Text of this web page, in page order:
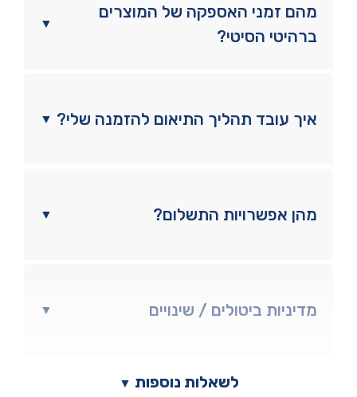
▼
מהם זמני האספקה של המוצרים
ברהיטי הסיטי?
▼ איך עובד תהליך התיאום להזמנה שלי?
▼ מהן אפשרויות התשלום?
▼ מדיניות ביטולים / שינויים
▼ לשאלות נוספות